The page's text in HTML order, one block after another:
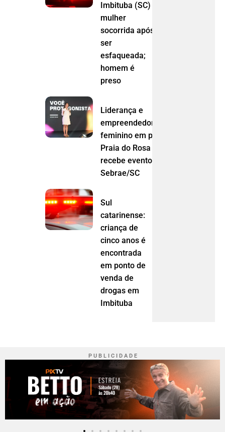
Imbituba (SC)
mulher
socorrida após
ser
esfaqueada;
homem é
preso
Liderança e
empreendedorismo
feminino em pauta:
Praia do Rosa
recebe evento do
Sebrae/SC
Sul
catarinense:
criança de
cinco anos é
encontrada
em ponto de
venda de
drogas em
Imbituba
P U B L I C I D A D E